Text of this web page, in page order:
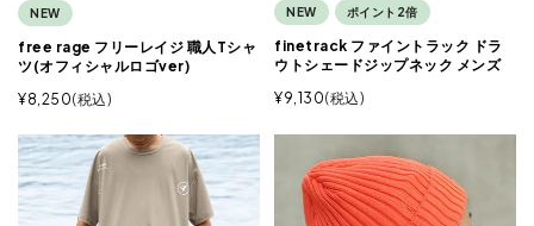
NEW
free rage フリーレイジ 職人Tシャ
ツ(オフィシャルロゴver)
¥8,250 税込
NEW ポイント2倍
finetrack ファイントラック ドラ
ウトシェードジップネック メンズ
¥9,130 税込